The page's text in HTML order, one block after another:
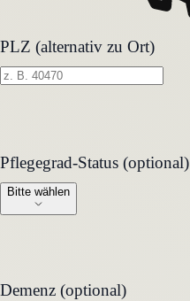
PLZ (alternativ zu Ort)
Pflegegrad-Status (optional)
Pflegegrad-Status (optional)
Bitte wählen
Demenz (optional)
Demenz (optional)